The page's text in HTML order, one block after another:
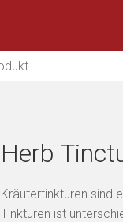
Herb
Kräutertinkturen sind
Tinkturen ist